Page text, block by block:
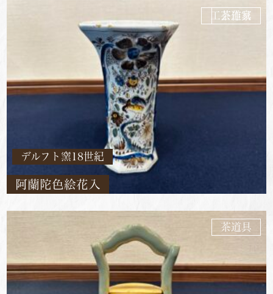
工芸作家
茶道具
デルフト窯18世紀
阿蘭陀色絵花入
茶道具